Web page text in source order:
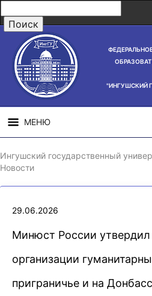
"ИНГУШСКИЙ
МЕНЮ
СВЕДЕНИЯ ОБ
ОБРАЗОВАТЕЛЬНОЙ
Ингушский государственный
Новости
29.06.2026
Минюст России
организации
приграничье и на Донбасс